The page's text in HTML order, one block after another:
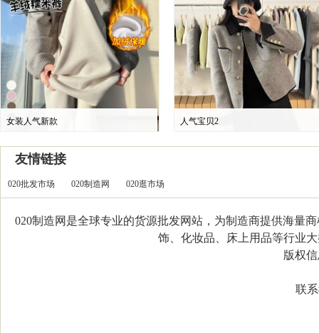
女装人气新款 人气宝贝2
友情链接
020批发市场 020制造网 020逛市场
020制造网是全球专业的货源批发网站，为制造商提供海量
饰、化妆品、床上用品等行业
版权信
联